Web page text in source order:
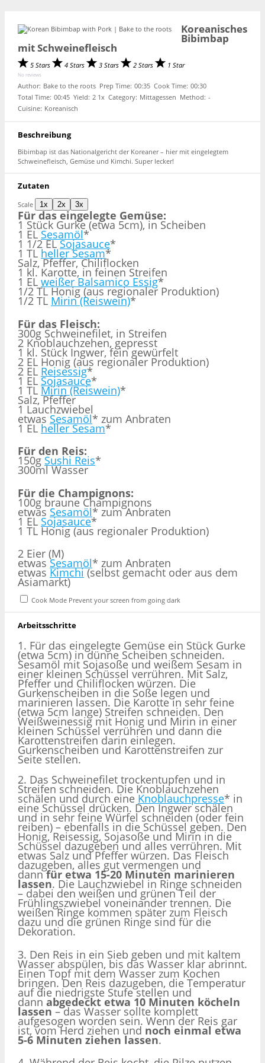
Koreanisches
Bibimbap
mit Schweinefleisch
5 Stars 4 Stars 3 Stars 2 Stars 1 Star
No reviews
Author: Bake to the roots Prep Time: 00:35 Cook Time: 00:30
Total Time: 00:45 Yield: 2 1x Category: Mittagessen Method: -
Cuisine: Koreanisch
Beschreibung
Bibimbap ist das Nationalgericht der Koreaner – hier mit eingelegtem
Schweinefleisch, Gemüse und Kimchi. Super lecker!
Zutaten
Scale 1x 2x 3x
Für das eingelegte Gemüse:
1 Stück Gurke (etwa 5cm), in Scheiben
1 EL Sesamöl*
1 1/2 ELSojasauce*
1 TL heller Sesam*
Salz, Pfeffer, Chiliflocken
1 kl. Karotte, in feinen Streifen
1 EL weißer Balsamico Essig*
1/2 TL Honig (aus regionaler Produktion)
1/2 TL Mirin (Reiswein)*
Für das Fleisch:
300g Schweinefilet, in Streifen
2 Knoblauchzehen, gepresst
1 kl. Stück Ingwer, fein gewürfelt
2 EL Honig (aus regionaler Produktion)
2 EL Reisessig*
1 EL Sojasauce*
1 TL Mirin (Reiswein)*
Salz, Pfeffer
1 Lauchzwiebel
etwas Sesamöl* zum Anbraten
1 EL heller Sesam*
Für den Reis:
150g Sushi Reis*
300ml Wasser
Für die Champignons:
100g braune Champignons
etwas Sesamöl* zum Anbraten
1 EL Sojasauce*
1 TL Honig (aus regionaler Produktion)
2 Eier (M)
etwasSesamöl* zum Anbraten
etwas Kimchi(selbst gemacht oder aus dem
Asiamarkt)
Cook Mode Prevent your screen from going dark
Arbeitsschritte
1. Für das eingelegte Gemüse ein Stück Gurke
(etwa 5cm) in dünne Scheiben schneiden.
Sesamöl mit Sojasoße und weißem Sesam in
einer kleinen Schüssel verrühren. Mit Salz,
Pfeffer und Chiliflocken würzen. Die
Gurkenscheiben in die Soße legen und
marinieren lassen. Die Karotte in sehr feine
(etwa 5cm lange) Streifen schneiden. Den
Weißweinessig mit Honig und Mirin in einer
kleinen Schüssel verrühren und dann die
Karottenstreifen darin einlegen.
Gurkenscheiben und Karottenstreifen zur
Seite stellen.
2. Das Schweinefilet trockentupfen und in
Streifen schneiden. Die Knoblauchzehen
schälen und durch eine Knoblauchpresse* in
eine Schüssel drücken. Den Ingwer schälen
und in sehr feine Würfel schneiden (oder fein
reiben) – ebenfalls in die Schüssel geben. Den
Honig, Reisessig, Sojasoße und Mirin in die
Schüssel dazugeben und alles verrühren. Mit
etwas Salz und Pfeffer würzen. Das Fleisch
dazugeben, alles gut vermengen und
dannfür etwa 15-20 Minuten marinieren
lassen. Die Lauchzwiebel in Ringe schneiden
– dabei den weißen und grünen Teil der
Frühlingszwiebel voneinander trennen. Die
weißen Ringe kommen später zum Fleisch
dazu und die grünen Ringe sind für die
Dekoration.
3. Den Reis in ein Sieb geben und mit kaltem
Wasser abspülen, bis das Wasser klar abrinnt.
Einen Topf mit dem Wasser zum Kochen
bringen. Den Reis dazugeben, die Temperatur
auf die niedrigste Stufe stellen und
dann abgedeckt etwa 10 Minuten köcheln
lassen – das Wasser sollte komplett
aufgesogen worden sein. Wenn der Reis gar
ist, vom Herd ziehen und noch einmal etwa
5-6 Minuten ziehen lassen.